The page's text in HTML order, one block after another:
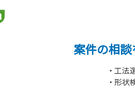
案件の相
工法
形状